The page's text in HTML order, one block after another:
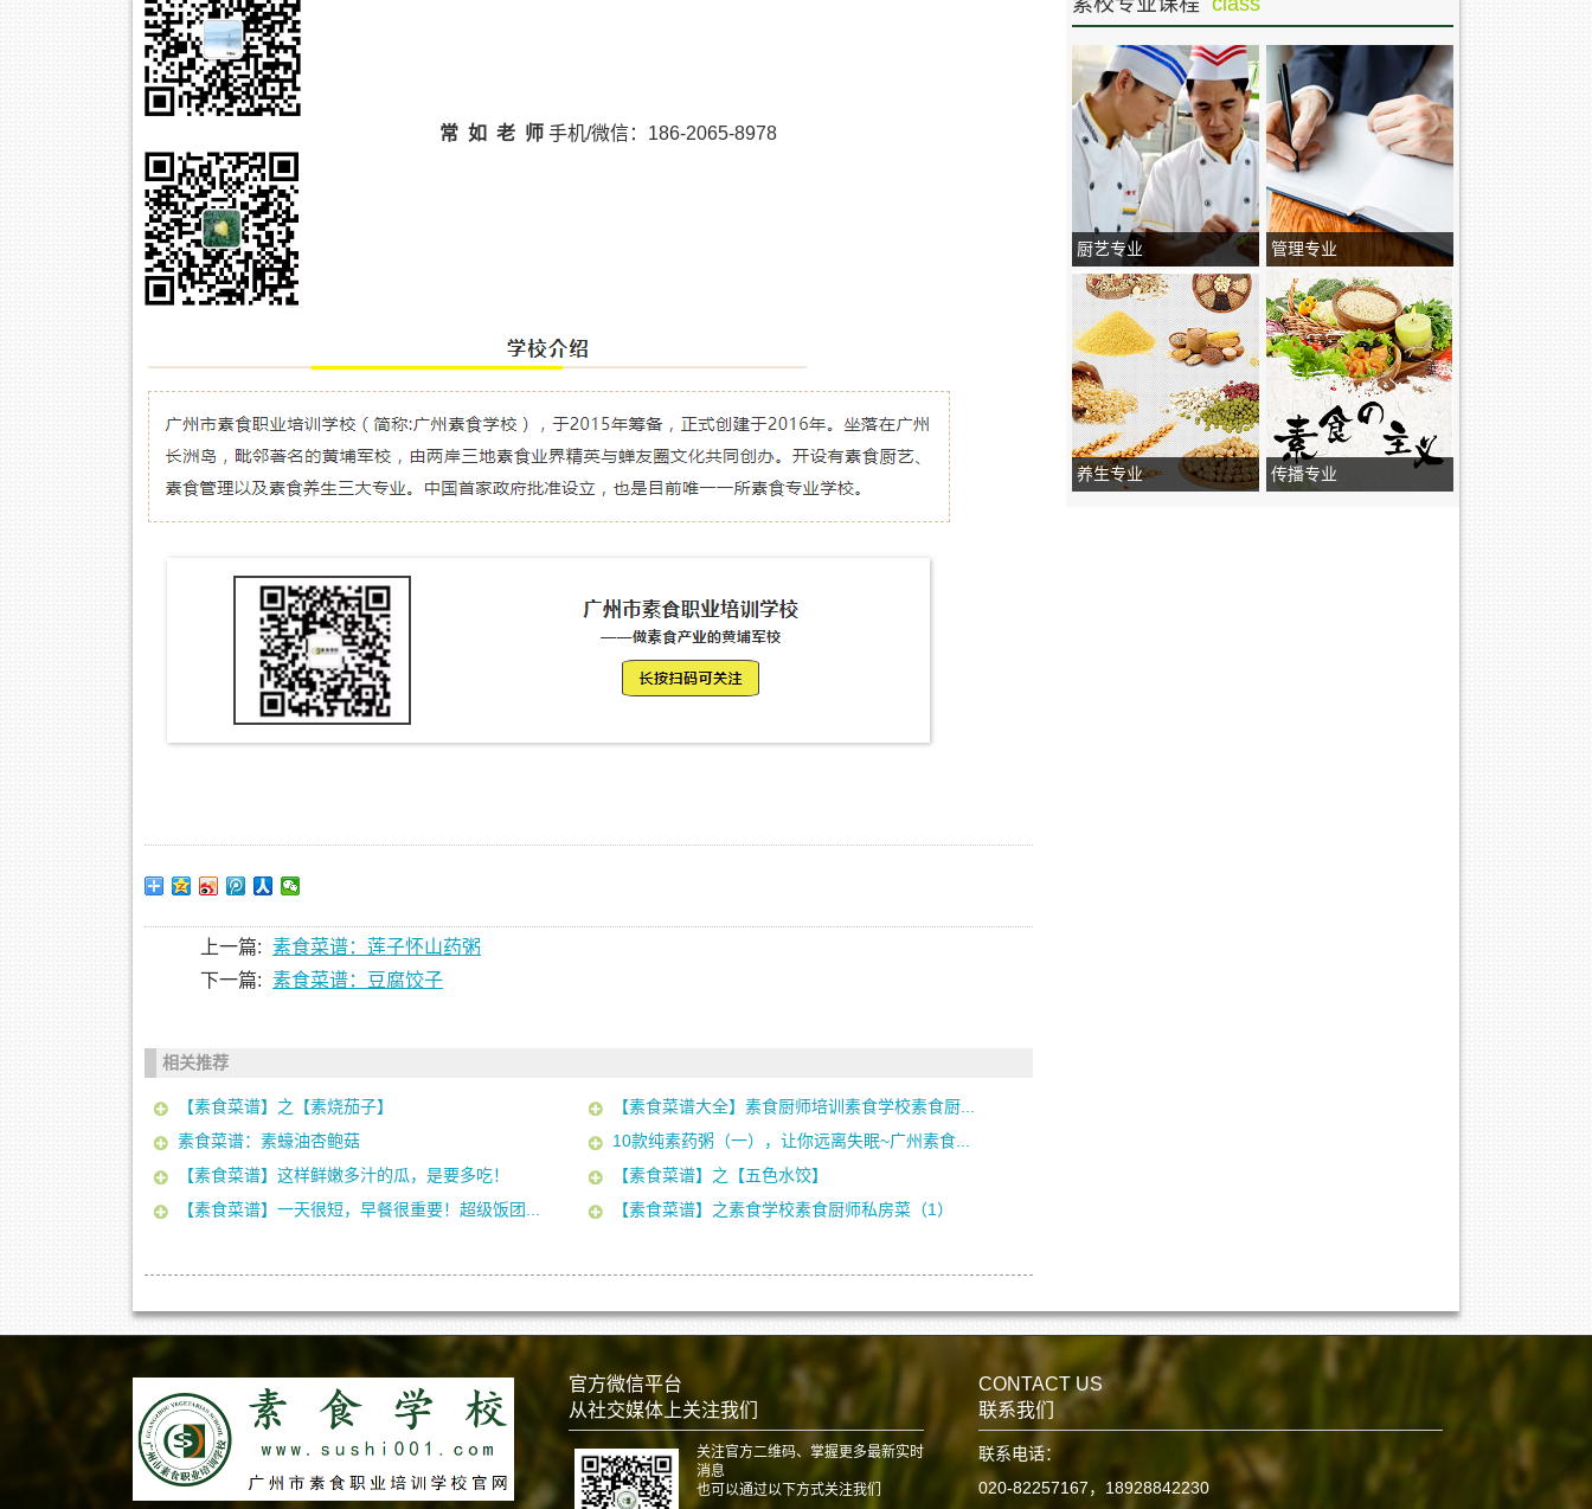
厨艺专业 管理专业
养生专业 传播专业
常 如 老 师手机/微信：186-2065-8978
上一篇: 素食菜谱：莲子怀山药粥
下一篇: 素食菜谱：豆腐饺子
相关推荐
【素食菜谱】之【素烧茄子】
【素食菜谱大全】素食厨师培训素食学校素食厨...
素食菜谱：素蠔油杏鲍菇
10款纯素药粥（一），让你远离失眠~广州素食...
【素食菜谱】这样鲜嫩多汁的瓜，是要多吃！
【素食菜谱】之【五色水饺】
【素食菜谱】一天很短，早餐很重要！超级饭团...
【素食菜谱】之素食学校素食厨师私房菜（1）
官方微信平台
从社交媒体上关注我们
关注官方二维码、掌握更多最新实时
消息
也可以通过以下方式关注我们
CONTACT US
联系我们
联系电话：
020-82257167，18928842230